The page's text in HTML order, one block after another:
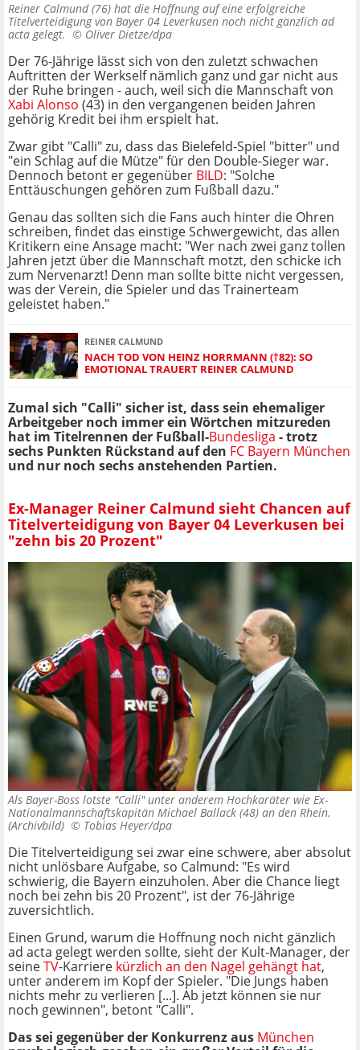
Reiner Calmund (76) hat die Hoffnung auf eine erfolgreiche
Titelverteidigung von Bayer 04 Leverkusen noch nicht gänzlich ad
acta gelegt. © Oliver Dietze/dpa
Der 76-Jährige lässt sich von den zuletzt schwachen
Auftritten der Werkself nämlich ganz und gar nicht aus
der Ruhe bringen - auch, weil sich die Mannschaft von
Xabi Alonso (43) in den vergangenen beiden Jahren
gehörig Kredit bei ihm erspielt hat.
Zwar gibt "Calli" zu, dass das Bielefeld-Spiel "bitter" und
"ein Schlag auf die Mütze" für den Double-Sieger war.
Dennoch betont er gegenüber BILD: "Solche
Enttäuschungen gehören zum Fußball dazu."
Genau das sollten sich die Fans auch hinter die Ohren
schreiben, findet das einstige Schwergewicht, das allen
Kritikern eine Ansage macht: "Wer nach zwei ganz tollen
Jahren jetzt über die Mannschaft motzt, den schicke ich
zum Nervenarzt! Denn man sollte bitte nicht vergessen,
was der Verein, die Spieler und das Trainerteam
geleistet haben."
REINER CALMUND
NACH TOD VON HEINZ HORRMANN (†82): SO
EMOTIONAL TRAUERT REINER CALMUND
Zumal sich "Calli" sicher ist, dass sein ehemaliger
Arbeitgeber noch immer ein Wörtchen mitzureden
hat im Titelrennen der Fußball-Bundesliga - trotz
sechs Punkten Rückstand auf den FC Bayern München
und nur noch sechs anstehenden Partien.
Ex-Manager Reiner Calmund sieht Chancen auf
Titelverteidigung von Bayer 04 Leverkusen bei
"zehn bis 20 Prozent"
Als Bayer-Boss lotste "Calli" unter anderem Hochkaräter wie Ex-
Nationalmannschaftskapitän Michael Ballack (48) an den Rhein.
(Archivbild) © Tobias Heyer/dpa
Die Titelverteidigung sei zwar eine schwere, aber absolut
nicht unlösbare Aufgabe, so Calmund: "Es wird
schwierig, die Bayern einzuholen. Aber die Chance liegt
noch bei zehn bis 20 Prozent", ist der 76-Jährige
zuversichtlich.
Einen Grund, warum die Hoffnung noch nicht gänzlich
ad acta gelegt werden sollte, sieht der Kult-Manager, der
seineTV-Karriere kürzlich an den Nagel gehängt hat,
unter anderem im Kopf der Spieler. "Die Jungs haben
nichts mehr zu verlieren [...]. Ab jetzt können sie nur
noch gewinnen", betont "Calli".
Das sei gegenüber der Konkurrenz aus München